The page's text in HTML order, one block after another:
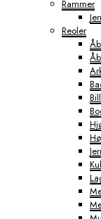
Rammer
Reoler